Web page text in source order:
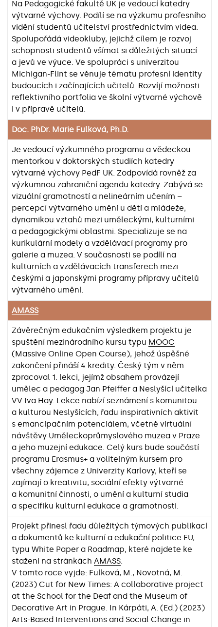
Na Pedagogické fakultě UK je vedoucí katedry
výtvarné výchovy. Podílí se na výzkumu profesního
vidění studentů učitelství prostřednictvím videa.
Spolupořádá videokluby, jejichž cílem je rozvoj
schopnosti studentů všímat si důležitých situací
a jevů ve výuce. Ve spolupráci s univerzitou
Michigan-Flint se věnuje tématu profesní identity
budoucích i začínajících učitelů. Rozvíjí možnosti
reflektivního portfolia ve školní výtvarné výchově
i v přípravě učitelů.
Doc. PhDr. Marie Fulková, Ph.D.
Je vedoucí výzkumného programu a vědeckou
mentorkou v doktorských studiích katedry
výtvarné výchovy PedF UK. Zodpovídá rovněž za
výzkumnou zahraniční agendu katedry. Zabývá se
vizuální gramotností a nelineárním učením –
percepcí výtvarného umění u dětí a mládeže,
dynamikou vztahů mezi uměleckými, kulturními
a pedagogickými oblastmi. Specializuje se na
kurikulární modely a vzdělávací programy pro
galerie a muzea. V současnosti se podílí na
kulturních a vzdělávacích transferech mezi
českými a japonskými programy přípravy učitelů
výtvarného umění.
AMASS
Závěrečným edukačním výsledkem projektu je
spuštění mezinárodního kursu typu MOOC
(Massive Online Open Course), jehož úspěšné
zakončení přináší 4 kredity. Český tým v něm
zpracoval 1. lekci, jejímž obsahem provázejí
umělec a pedagog Jan Pfeiffer a Neslyšící učitelka
VV Iva Hay. Lekce nabízí seznámení s komunitou
a kulturou Neslyšících, řadu inspirativních aktivit
s emancipačním potenciálem, včetně virtuální
návštěvy Uměleckoprůmyslového muzea v Praze
a jeho muzejní edukace. Celý kurs bude součástí
programu Erasmus+ a volitelným kursem pro
všechny zájemce z Univerzity Karlovy, kteří se
zajímají o kreativitu, sociální efekty výtvarné
a komunitní činnosti, o umění a kulturní studia
a specifiku kulturní edukace a gramotnosti.
Projekt přinesl řadu důležitých týmových publikací
a dokumentů ke kulturní a edukační politice EU,
typu White Paper a Roadmap, které najdete ke
stažení na stránkách AMASS.
V tomto roce vyjde: Fulková, M., Novotná, M.
(2023) Cut for New Times: A collaborative project
at the School for the Deaf and the Museum of
Decorative Art in Prague. In Kárpáti, A. (Ed.) (2023)
Arts-Based Interventions and Social Change in